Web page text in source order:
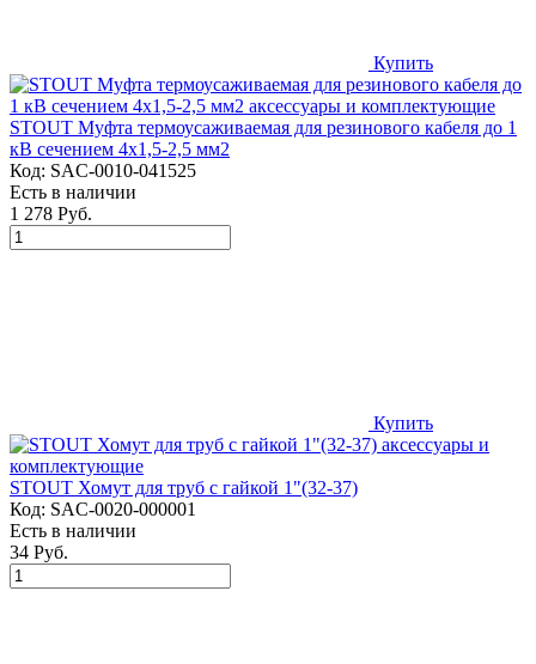
Купить
STOUT Муфта термоусаживаемая для резинового кабеля до 1
кВ сечением 4х1,5-2,5 мм2
Код: SAC-0010-041525
Есть в наличии
1 278 Руб.
Купить
STOUT Хомут для труб с гайкой 1"(32-37)
Код: SAC-0020-000001
Есть в наличии
34 Руб.